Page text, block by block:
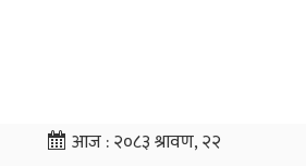
आज :२०८३ श्रावण, २२